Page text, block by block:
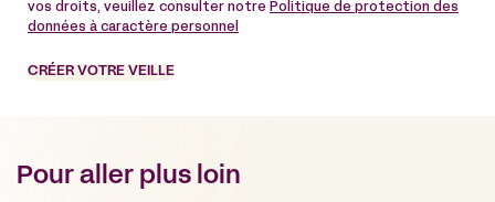
vos droits, veuillez consulter notre Politique de protection des
données à caractère personnel
CRÉER VOTRE VEILLE
Pour aller plus loin